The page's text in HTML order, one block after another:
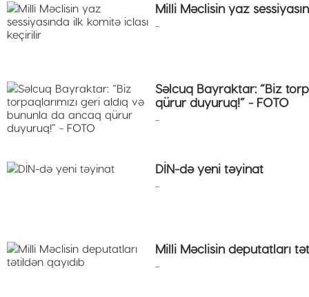
Milli Məclisin yaz
Səlcuq Bayraktar: “Biz
qürur duyuruq!” - FOTO
DİN-də yeni təyinat
Milli Məclisin deputatları